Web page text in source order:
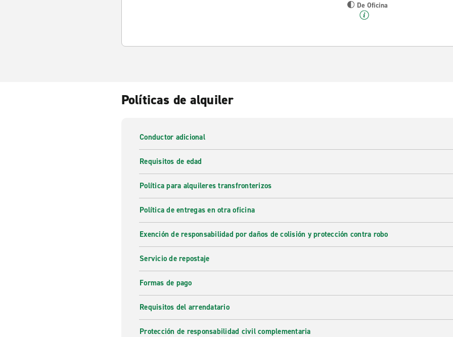
De Oficina
Políticas de alquiler
Conductor adicional
Requisitos de edad
Política para alquileres transfronterizos
Política de entregas en otra oficina
Exención de responsabilidad por daños de colisión y protección contra robo
Servicio de repostaje
Formas de pago
Requisitos del arrendatario
Protección de responsabilidad civil complementaria